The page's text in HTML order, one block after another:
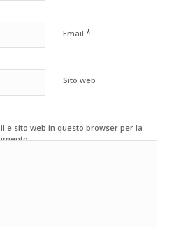
Email *
Sito web
e sito web in questo browser per la